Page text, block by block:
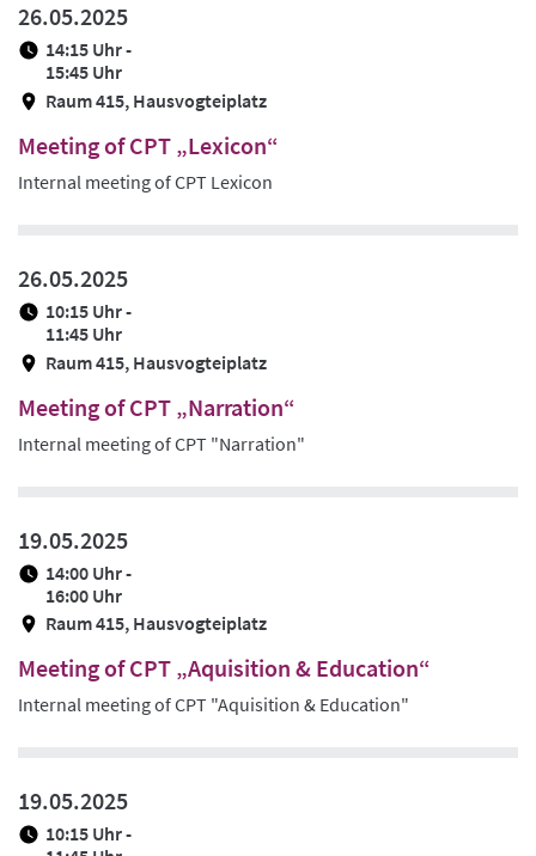
26.05.2025
14:15 Uhr -
15:45 Uhr
Raum 415, Hausvogteiplatz
Meeting of CPT „Lexicon“
Internal meeting of CPT Lexicon
26.05.2025
10:15 Uhr -
11:45 Uhr
Raum 415, Hausvogteiplatz
Meeting of CPT „Narration“
Internal meeting of CPT "Narration"
19.05.2025
14:00 Uhr -
16:00 Uhr
Raum 415, Hausvogteiplatz
Meeting of CPT „Aquisition & Education“
Internal meeting of CPT "Aquisition & Education"
19.05.2025
10:15 Uhr -